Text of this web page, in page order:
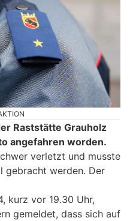
Raststätte Grauholz
angefahren worden.
verletzt und musste
gebracht werden. Der
kurz vor 19.30 Uhr,
gemeldet, dass sich auf